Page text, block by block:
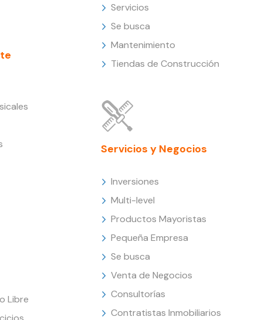
Libre
Servicios
Se busca
Mantenimiento
Tiendas de Construcción
Servicios y Negocios
Inversiones
Multi-level
Productos Mayoristas
Pequeña Empresa
Se busca
Venta de Negocios
Consultorías
Contratistas Inmobiliarios